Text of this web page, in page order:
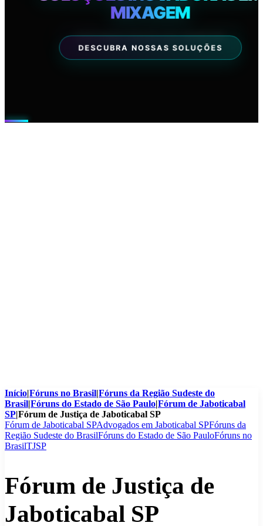
06 AGO 2026
EXPLORAR NEGÓCIOS PREMIUM
DESCUBRA NOSSAS SOLUÇÕES
Início|Fóruns no Brasil|Fóruns da Região Sudeste do
Brasil|Fóruns do Estado de São Paulo|Fórum de Jaboticabal
SP|Fórum de Justiça de Jaboticabal SP
Fórum de Jaboticabal SPAdvogados em Jaboticabal SPFóruns da
Região Sudeste do BrasilFóruns do Estado de São PauloFóruns no
BrasilTJSP
Fórum de Justiça de
Jaboticabal SP